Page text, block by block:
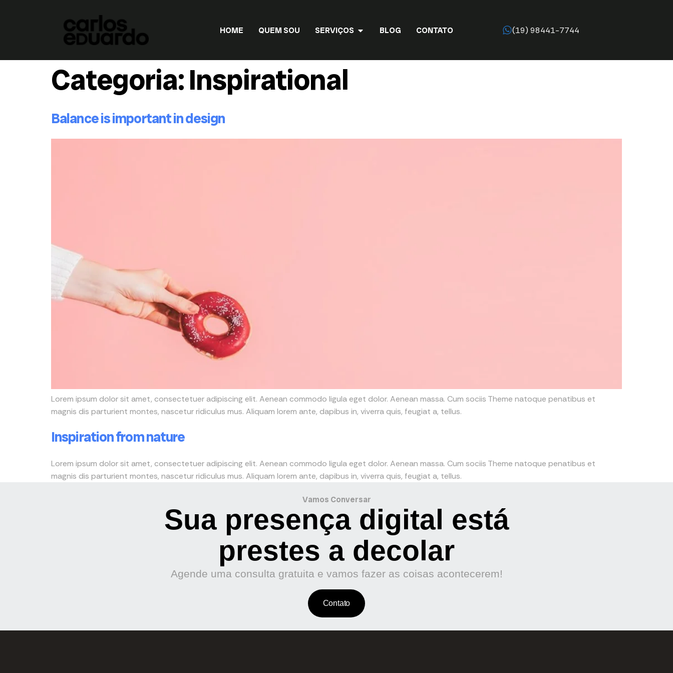
HOME QUEM SOU SERVIÇOS BLOG CONTATO (19) 98441-7744
Categoria:Inspirational
Balance is important in design
Lorem ipsum dolor sit amet, consectetuer adipiscing elit. Aenean commodo ligula eget dolor. Aenean massa. Cum sociis Theme natoque penatibus et
magnis dis parturient montes, nascetur ridiculus mus. Aliquam lorem ante, dapibus in, viverra quis, feugiat a, tellus.
Inspiration from nature
Lorem ipsum dolor sit amet, consectetuer adipiscing elit. Aenean commodo ligula eget dolor. Aenean massa. Cum sociis Theme natoque penatibus et
magnis dis parturient montes, nascetur ridiculus mus. Aliquam lorem ante, dapibus in, viverra quis, feugiat a, tellus.
Vamos Conversar
Sua presença digital está
prestes a decolar
Agende uma consulta gratuita e vamos fazer as coisas acontecerem!
Contato